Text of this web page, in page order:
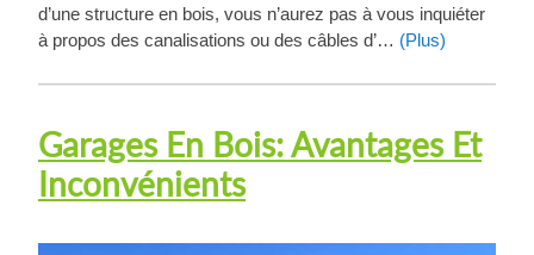
d’une structure en bois, vous n’aurez pas à vous inquiéter
à propos des canalisations ou des câbles d’… (Plus)
Garages En Bois: Avantages Et
Inconvénients